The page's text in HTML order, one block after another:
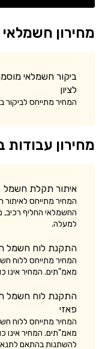
מחירון חשמלאי
ביקור חשמלאי
לציון
המחיר מתייחס לביקור
מחירון
איתור תקלת חשמל
המחיר מתייחס
למעלה.
התקנת לוח חשמל
מאמ"תים. המחיר אינו
התקנת לוח חשמל
פאזי
מאמ"תים. המחיר אינו
להשתנות בהתאם